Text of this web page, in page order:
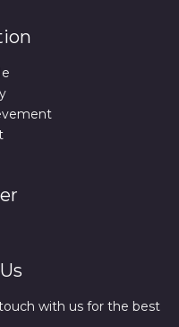
with us for the best